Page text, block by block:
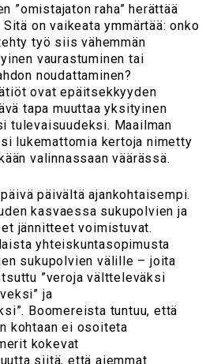
”omistajaton raha” herättää
on vaikeata ymmärtää: onko
työ siis vähemmän
vaurastuminen tai
noudattaminen?
ovat epäitsekkyyden
tapa muuttaa yksityinen
tulevaisuudeksi. Maailman
lukemattomia kertoja nimetty
valinnassaan väärässä.
päivältä ajankohtaisempi.
kasvaessa sukupolvien ja
jännitteet voimistuvat.
yhteiskuntasopimusta
sukupolvien välille – joita
”veroja vältteleväksi
ja
Boomereista tuntuu, että
kohtaan ei osoiteta
kokevat
siitä, että aiemmat